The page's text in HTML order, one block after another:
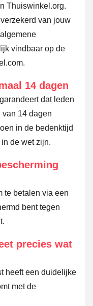
Thuiswinkel.org.
van jouw
vindbaar op de
14 dagen
dat leden
14 dagen
in de bedenktijd
de wet zijn.
te betalen via een
bent tegen
precies wat
heeft een duidelijke
met de